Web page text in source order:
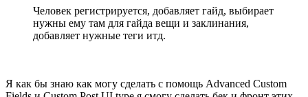
Человек регистрируется, добавляет гайд, выбирает
нужны ему там для гайда вещи и заклинания,
добавляет нужные теги итд.
Я как бы знаю как могу сделать с помощь Advanced Custom